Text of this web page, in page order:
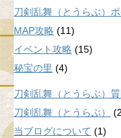
刀剣乱舞（とうらぶ）
MAP攻略 (11)
イベント攻略 (15)
秘宝の里 (4)
刀剣乱舞（とうらぶ）
刀剣乱舞（とうらぶ）
当ブログについて (1)